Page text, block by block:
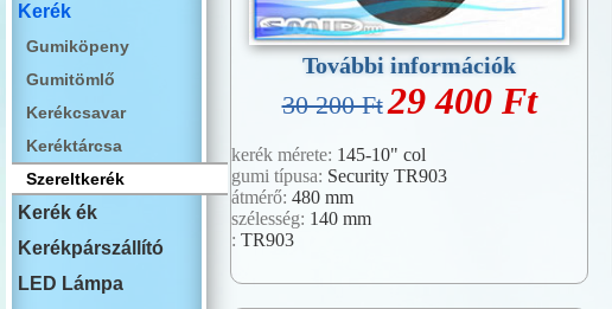
További információk
30 200 Ft29 400 Ft
kerék mérete: 145-10" col
gumi típusa: Security TR903
átmérő: 480 mm
szélesség: 140 mm
: TR903
Kerék
Gumiköpeny
Gumitömlő
Kerékcsavar
Keréktárcsa
Szereltkerék
Kerék ék
Kerékpárszállító
LED Lámpa